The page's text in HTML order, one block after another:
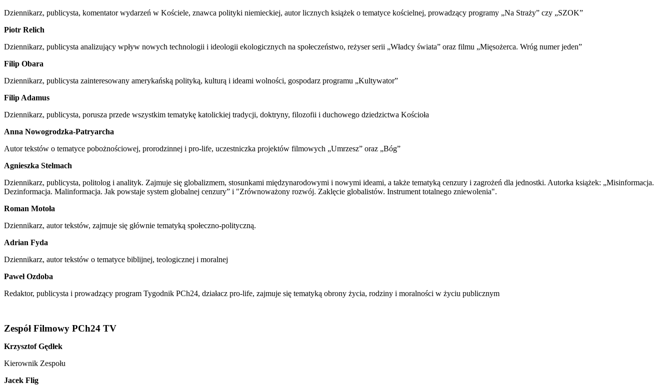
Dziennikarz, publicysta, komentator wydarzeń w Kościele, znawca polityki niemieckiej, autor licznych książek o tematyce kościelnej, prowadzący programy „Na Straży” czy „SZOK”
Piotr Relich
Dziennikarz, publicysta analizujący wpływ nowych technologii i ideologii ekologicznych na społeczeństwo, reżyser serii „Władcy świata” oraz filmu „Mięsożerca. Wróg numer jeden”
Filip Obara
Dziennikarz, publicysta zainteresowany amerykańską polityką, kulturą i ideami wolności, gospodarz programu „Kultywator”
Filip Adamus
Dziennikarz, publicysta, porusza przede wszystkim tematykę katolickiej tradycji, doktryny, filozofii i duchowego dziedzictwa Kościoła
Anna Nowogrodzka-Patryarcha
Autor tekstów o tematyce pobożnościowej, prorodzinnej i pro-life, uczestniczka projektów filmowych „Umrzesz” oraz „Bóg”
Agnieszka Stelmach
Dziennikarz, publicysta, politolog i analityk. Zajmuje się globalizmem, stosunkami międzynarodowymi i nowymi ideami, a także tematyką cenzury i zagrożeń dla jednostki. Autorka książek: „Misinformacja.
Dezinformacja. Malinformacja. Jak powstaje system globalnej cenzury” i "Zrównoważony rozwój. Zaklęcie globalistów. Instrument totalnego zniewolenia".
Roman Motoła
Dziennikarz, autor tekstów, zajmuje się głównie tematyką społeczno-polityczną.
Adrian Fyda
Dziennikarz, autor tekstów o tematyce biblijnej, teologicznej i moralnej
Paweł Ozdoba
Redaktor, publicysta i prowadzący program Tygodnik PCh24, działacz pro-life, zajmuje się tematyką obrony życia, rodziny i moralności w życiu publicznym
Zespół Filmowy PCh24 TV
Krzysztof Gędłek
Kierownik Zespołu
Jacek Flig